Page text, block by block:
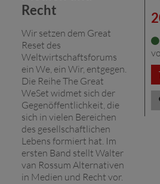
Recht
Wir setzen dem Great
Reset des
Weltwirtschaftsforums
ein We, ein Wir, entgegen.
Die Reihe The Great
WeSet widmet sich der
Gegenöffentlichkeit, die
sich in vielen Bereichen
des gesellschaftlichen
Lebens formiert hat. Im
ersten Band stellt Walter
van Rossum Alternativen
in Medien und Recht vor.